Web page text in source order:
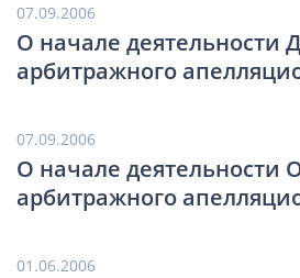
07.09.2006
О начале деятельности
арбитражного
07.09.2006
О начале деятельности
арбитражного
01.06.2006